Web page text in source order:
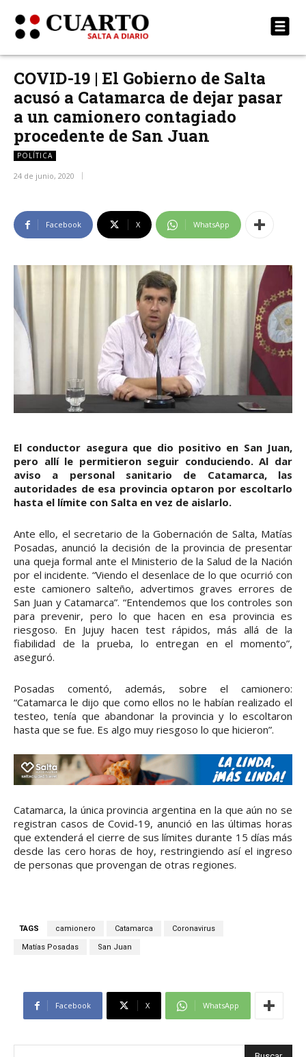
COVID-19 | El Gobierno de Salta
acusó a Catamarca de dejar pasar
a un camionero contagiado
procedente de San Juan
POLÍTICA
24 de junio, 2020
Facebook X WhatsApp
El conductor asegura que dio positivo en San Juan,
pero allí le permitieron seguir conduciendo. Al dar
aviso a personal sanitario de Catamarca, las
autoridades de esa provincia optaron por escoltarlo
hasta el límite con Salta en vez de aislarlo.
Ante ello, el secretario de la Gobernación de Salta, Matías
Posadas, anunció la decisión de la provincia de presentar
una queja formal ante el Ministerio de la Salud de la Nación
por el incidente. “Viendo el desenlace de lo que ocurrió con
este camionero salteño, advertimos graves errores de
San Juan y Catamarca”. “Entendemos que los controles son
para prevenir, pero lo que hacen en esa provincia es
riesgoso. En Jujuy hacen test rápidos, más allá de la
fiabilidad de la prueba, lo entregan en el momento”,
aseguró.
Posadas comentó, además, sobre el camionero:
“Catamarca le dijo que como ellos no le habían realizado el
testeo, tenía que abandonar la provincia y lo escoltaron
hasta que se fue. Es algo muy riesgoso lo que hicieron”.
Catamarca, la única provincia argentina en la que aún no se
registran casos de Covid-19, anunció en las últimas horas
que extenderá el cierre de sus límites durante 15 días más
desde las cero horas de hoy, restringiendo así el ingreso
de personas que provengan de otras regiones.
TAGS camionero Catamarca Coronavirus
Matías Posadas San Juan
Facebook X WhatsApp